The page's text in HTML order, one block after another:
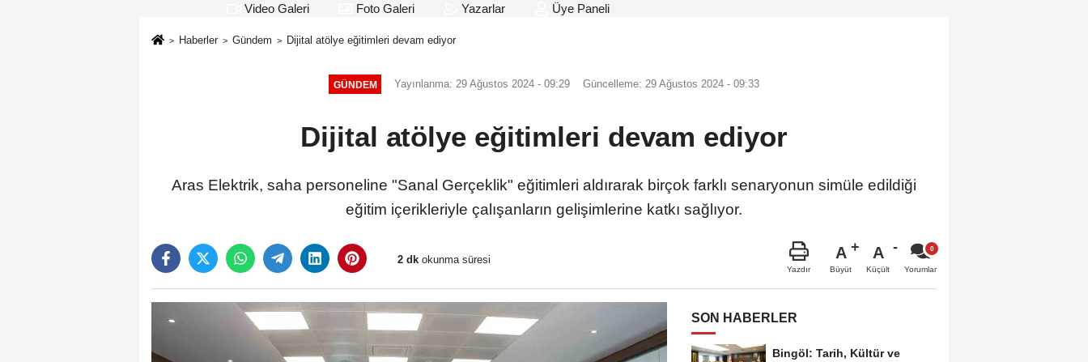
Video Galeri Foto Galeri Yazarlar Üye Paneli
Haberler Gündem Dijital atölye eğitimleri devam ediyor
GÜNDEM Yayınlanma: 29 Ağustos 2024 - 09:29 Güncelleme: 29 Ağustos 2024 - 09:33
Dijital atölye eğitimleri devam ediyor
Aras Elektrik, saha personeline "Sanal Gerçeklik" eğitimleri aldırarak birçok farklı senaryonun simüle edildiği
eğitim içerikleriyle çalışanların gelişimlerine katkı sağlıyor.
2 dk okunma süresi
Yazdır
A
Büyüt
A
Küçült Yorumlar
SON HABERLER
Bingöl: Tarih, Kültür ve